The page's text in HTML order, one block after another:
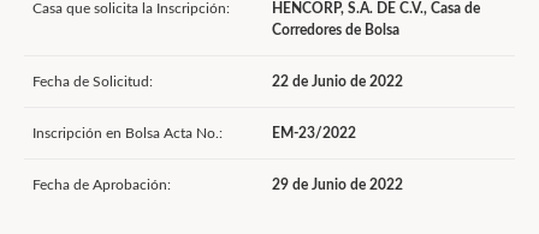
Casa que solicita la Inscripción:
HENCORP, S.A. DE C.V., Casa de
Corredores de Bolsa
Fecha de Solicitud: 22 de Junio de 2022
Inscripción en Bolsa Acta No.: EM-23/2022
Fecha de Aprobación: 29 de Junio de 2022